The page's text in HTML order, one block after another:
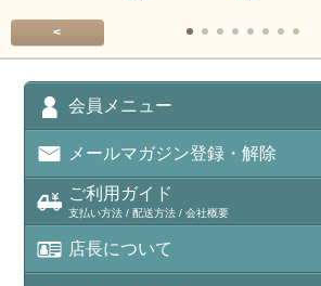
<
会員メニュー
メールマガジン登録・解除
ご利用ガイド
支払い方法 / 配送方法 / 会社概要
店長について